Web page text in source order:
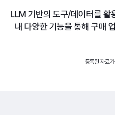
LLM 기반의 도구/데이터를 활
내 다양한 기능을 통해 구매
등록된 자료